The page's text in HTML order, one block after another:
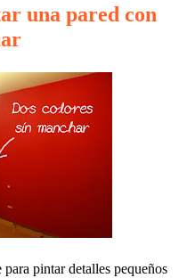
una pared con
pintar detalles pequeños